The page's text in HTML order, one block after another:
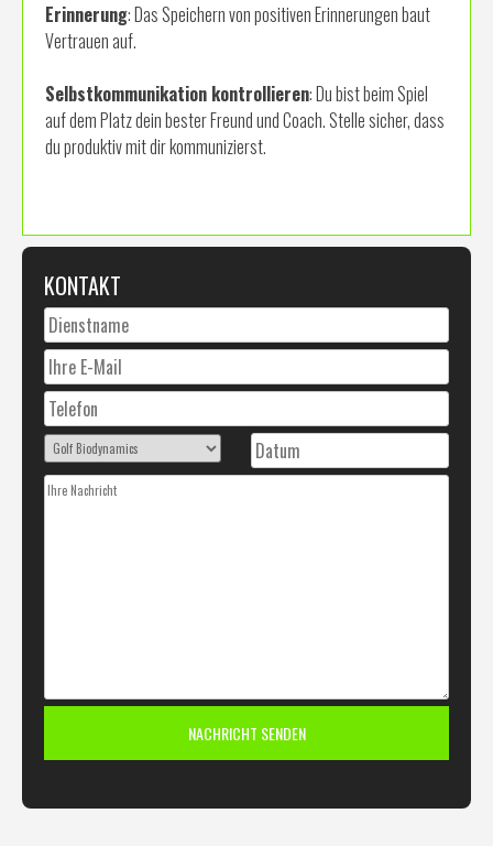
Erinnerung: Das Speichern von positiven Erinnerungen baut
Vertrauen auf.
Selbstkommunikation kontrollieren: Du bist beim Spiel
auf dem Platz dein bester Freund und Coach. Stelle sicher, dass
du produktiv mit dir kommunizierst.
KONTAKT